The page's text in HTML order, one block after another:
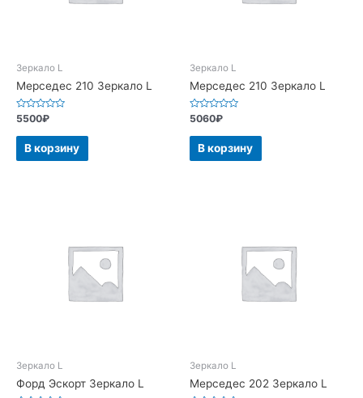
Зеркало L
Мерседес 210 Зеркало L
Оценка
из
5500₽
В корзину
Зеркало L
Мерседес 210 Зеркало L
Оценка
из
5060₽
В корзину
Зеркало L
Форд Эскорт Зеркало L
Зеркало L
Мерседес 202 Зеркало L